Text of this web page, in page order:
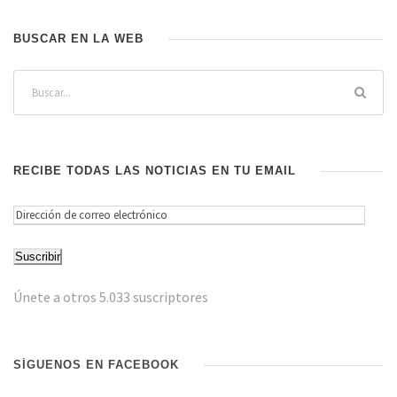
BUSCAR EN LA WEB
RECIBE TODAS LAS NOTICIAS EN TU EMAIL
D
r
c
i
Suscribir
Únete a otros 5.033 suscriptores
SÍGUENOS EN FACEBOOK